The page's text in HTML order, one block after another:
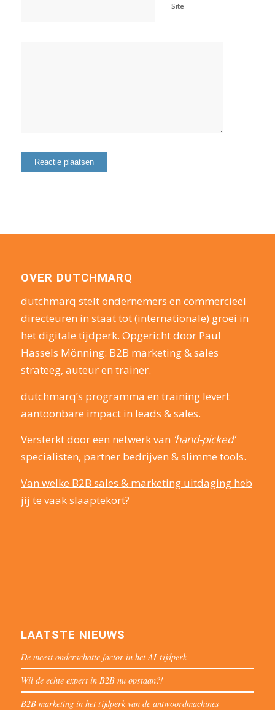
Site
OVER DUTCHMARQ
dutchmarq stelt ondernemers en commercieel
directeuren in staat tot (internationale) groei in
het digitale tijdperk. Opgericht door Paul
Hassels Mönning: B2B marketing & sales
strateeg, auteur en trainer.
dutchmarq’s programma en training levert
aantoonbare impact in leads & sales.
Versterkt door een netwerk van ‘hand-picked’
specialisten, partner bedrijven & slimme tools.
Van welke B2B sales & marketing uitdaging heb
jij te vaak slaaptekort?
LAATSTE NIEUWS
De meest onderschatte factor in het AI-tijdperk
Wil de echte expert in B2B nu opstaan?!
B2B marketing in het tijdperk van de antwoordmachines